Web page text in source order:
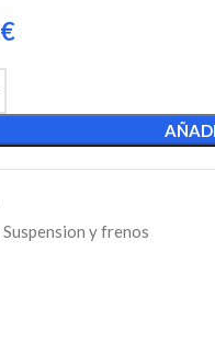
€
Suspension y frenos